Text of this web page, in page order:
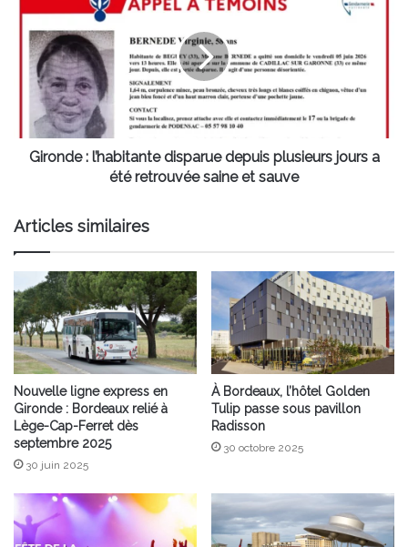
disparue
depuis
plusieurs
été
retrouvée
Gironde : l’habitante disparue depuis plusieurs jours a
été retrouvée saine et sauve
Articles similaires
Nouvelle ligne express en
Gironde : Bordeaux relié à
Lège-Cap-Ferret dès
septembre 2025
30 juin 2025
À Bordeaux, l’hôtel Golden
Tulip passe sous pavillon
Radisson
30 octobre 2025